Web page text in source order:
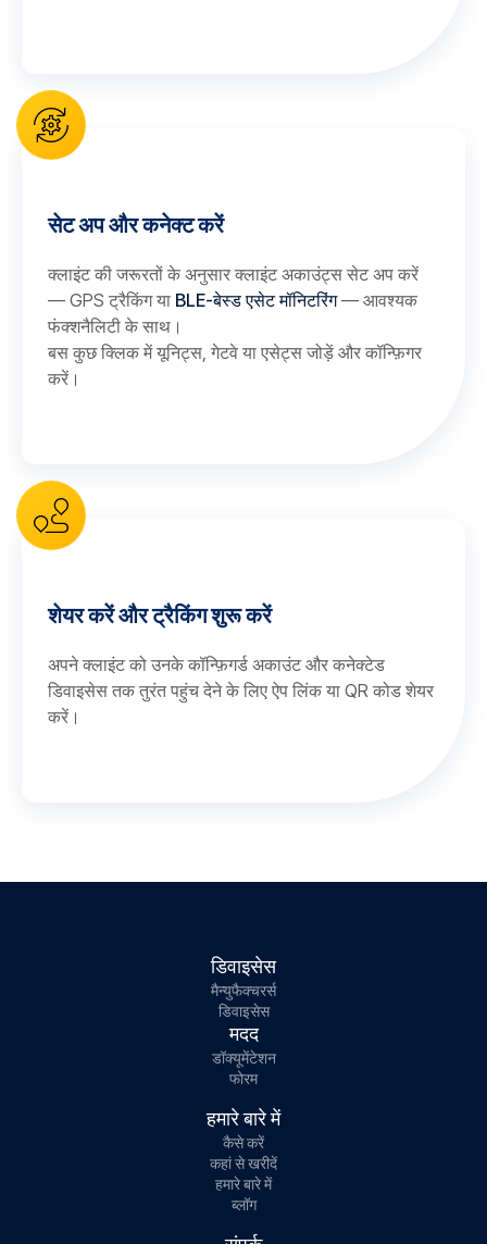
सेट अप और कनेक्ट करें
क्लाइंट की जरूरतों के अनुसार क्लाइंट अकाउंट्स सेट अप करें
— GPS ट्रैकिंग या BLE-बेस्ड एसेट मॉनिटरिंग— आवश्यक
फंक्शनैलिटी के साथ।
बस कुछ क्लिक में यूनिट्स, गेटवे या एसेट्स जोड़ें और कॉन्फ़िगर
करें।
शेयर करें और ट्रैकिंग शुरू करें
अपने क्लाइंट को उनके कॉन्फ़िगर्ड अकाउंट और कनेक्टेड
डिवाइसेस तक तुरंत पहुंच देने के लिए ऐप लिंक या QR कोड शेयर
करें।
डिवाइसेस
मैन्युफैक्चरर्स
डिवाइसेस
मदद
डॉक्यूमेंटेशन
फोरम
हमारे बारे में
कैसे करें
कहां से खरीदें
हमारे बारे में
ब्लॉग